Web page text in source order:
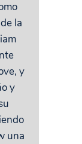
la
y
y
una